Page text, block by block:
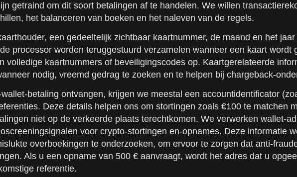
getraind om dit soort betalingen af te handelen. We willen
het balanceren van boeken en het naleven van de regels.
een gedeeltelijk zichtbaar kaartnummer, de maand en het
processor worden teruggestuurd verzamelen wanneer een kaart
volledige kaartnummers of beveiligingscodes op. Kaartgerelateerde
nodig, vreemd gedrag te zoeken en te helpen bij chargeback-
betaling ontvangen, krijgen we meestal een accountidentificator
Deze details helpen ons om stortingen zoals €100 te matchen
niet op de verkeerde plaats terechtkomen. We verwerken wallet-
voor crypto-stortingen en-opnames. Deze informatie
overboekingen te onderzoeken, om ervoor te zorgen dat anti-
Als u een opname van 500 € aanvraagt, wordt het adres dat u
referentie.